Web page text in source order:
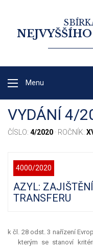
Menu
VYDÁNÍ 4/
ČÍSLO: 4/2020 · ROČNÍK:
4000/2020
AZYL:
TRANSFERU
k čl. 28 odst. 3 nařízení
kterým se stanoví